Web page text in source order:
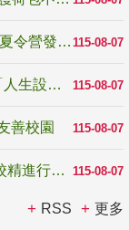
115-08-07
跨越限制，探索潛能！115年多元潛能發展夏令營發掘生命無限可能
115-08-07
高齡不是終點而是夢想起點！教育部打造「人生設計夢工場」 參展第3屆高齡健康產業博覽會
115-08-07
善校園
115-08-07
強化學習歷程檔案推動效能 國教署攜手學校精進行政與教學支持
RSS 更多